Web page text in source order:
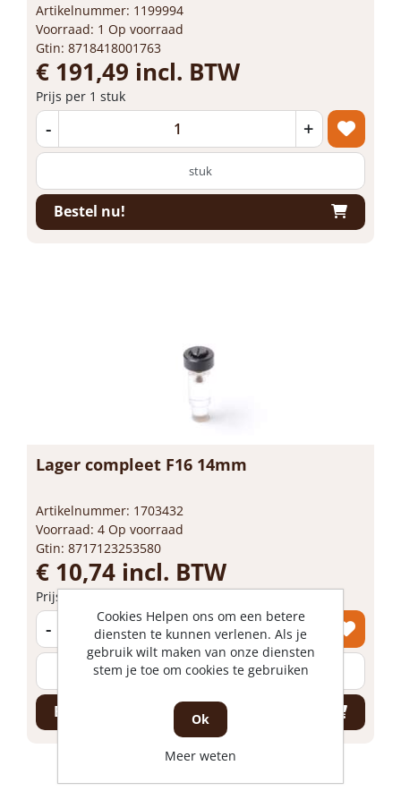
Artikelnummer: 1199994
Voorraad: 1 Op voorraad
Gtin: 8718418001763
€ 191,49 incl. BTW
Prijs per 1 stuk
- +
stuk
Bestel nu!
Lager compleet F16 14mm
Artikelnummer: 1703432
Voorraad: 4 Op voorraad
Gtin: 8717123253580
€ 10,74 incl. BTW
Prijs per 1 stuk
- +
stuk
Bestel nu!
Cookies Helpen ons om een betere
diensten te kunnen verlenen. Als je
gebruik wilt maken van onze diensten
stem je toe om cookies te gebruiken
Ok
Meer weten